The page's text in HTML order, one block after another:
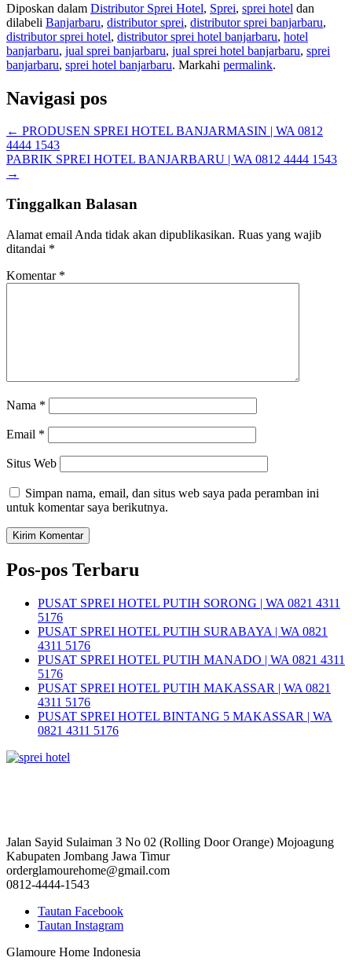
Diposkan dalam Distributor Sprei Hotel, Sprei, sprei hotel dan
dilabeli Banjarbaru, distributor sprei, distributor sprei banjarbaru,
distributor sprei hotel, distributor sprei hotel banjarbaru, hotel
banjarbaru, jual sprei banjarbaru, jual sprei hotel banjarbaru, sprei
banjarbaru, sprei hotel banjarbaru. Markahi permalink.
Navigasi pos
← PRODUSEN SPREI HOTEL BANJARMASIN | WA 0812
4444 1543
PABRIK SPREI HOTEL BANJARBARU | WA 0812 4444 1543
→
Tinggalkan Balasan
Alamat email Anda tidak akan dipublikasikan. Ruas yang wajib
ditandai *
Komentar *
Nama *
Email *
Situs Web
Simpan nama, email, dan situs web saya pada peramban ini
untuk komentar saya berikutnya.
Pos-pos Terbaru
PUSAT SPREI HOTEL PUTIH SORONG | WA 0821 4311
5176
PUSAT SPREI HOTEL PUTIH SURABAYA | WA 0821
4311 5176
PUSAT SPREI HOTEL PUTIH MANADO | WA 0821 4311
5176
PUSAT SPREI HOTEL PUTIH MAKASSAR | WA 0821
4311 5176
PUSAT SPREI HOTEL BINTANG 5 MAKASSAR | WA
0821 4311 5176
Jalan Sayid Sulaiman 3 No 02 (Rolling Door Orange) Mojoagung
Kabupaten Jombang Jawa Timur
orderglamourehome@gmail.com
0812-4444-1543
Tautan Facebook
Tautan Instagram
Glamoure Home Indonesia